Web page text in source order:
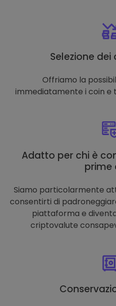
Selezione
Offriamo la
immediatamente i coin e
Adatto per chi è
prime
Siamo particolarmente
consentirti di
piattaforma e
criptovalute